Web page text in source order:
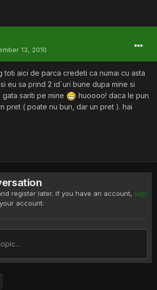
13, 2010
toti aici de parca credeti ca numai cu asta
eu sa prind 2 id`uri bune dupa mine si
sariti pe mine
huoooo! daca le pun
pret ( poate nu bun, dar un pret ). hai
register later. If you have an account, sign
account.